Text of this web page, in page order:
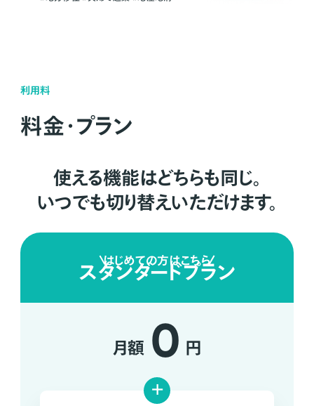
利用料
料金・プラン
使える機能はどちらも同じ。
いつでも切り替えいただけます。
はじめての方はこちら
スタンダードプラン
月額 0 円
+